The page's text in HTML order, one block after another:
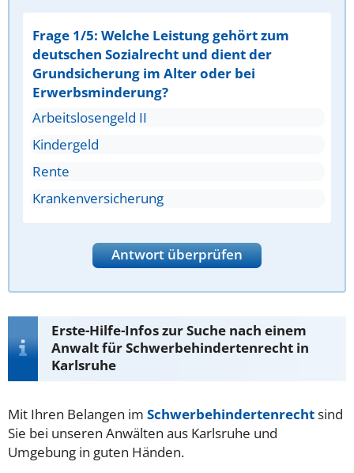
Frage 1/5: Welche Leistung gehört zum
deutschen Sozialrecht und dient der
Grundsicherung im Alter oder bei
Erwerbsminderung?
Arbeitslosengeld II
Kindergeld
Rente
Krankenversicherung
Antwort überprüfen
Erste-Hilfe-Infos zur Suche nach einem
Anwalt für Schwerbehindertenrecht in
Karlsruhe
Mit Ihren Belangen im Schwerbehindertenrechtsind
Sie bei unseren Anwälten aus Karlsruhe und
Umgebung in guten Händen.